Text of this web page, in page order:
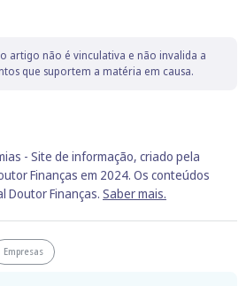
artigo não é vinculativa e não invalida a
que suportem a matéria em causa.
- Site de informação, criado pela
Finanças em 2024. Os conteúdos
Doutor Finanças. Saber mais.
Empresas